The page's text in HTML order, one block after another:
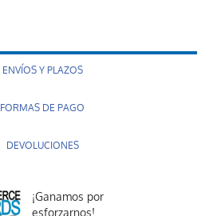
ENVÍOS Y PLAZOS
FORMAS DE PAGO
DEVOLUCIONES
¡Ganamos por
esforzarnos!